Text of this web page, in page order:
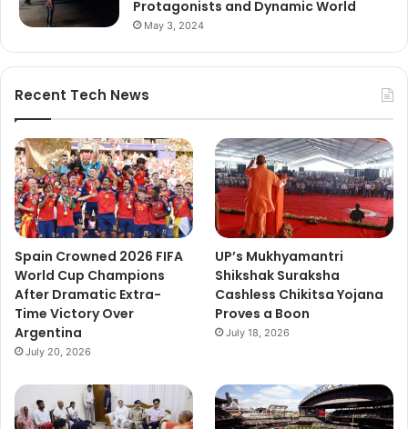
Protagonists and Dynamic World
May 3, 2024
Recent Tech News
Spain Crowned 2026 FIFA
World Cup Champions
After Dramatic Extra-
Time Victory Over
Argentina
July 20, 2026
UP’s Mukhyamantri
Shikshak Suraksha
Cashless Chikitsa Yojana
Proves a Boon
July 18, 2026